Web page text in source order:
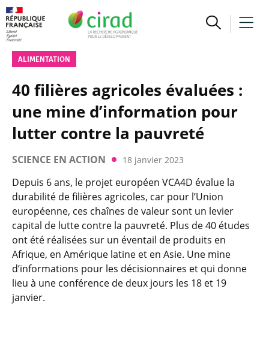
ALIMENTATION
40 filières agricoles évaluées :
une mine d’information pour
lutter contre la pauvreté
SCIENCE EN ACTION 18 janvier 2023
Depuis 6 ans, le projet européen VCA4D évalue la
durabilité de filières agricoles, car pour l’Union
européenne, ces chaînes de valeur sont un levier
capital de lutte contre la pauvreté. Plus de 40 études
ont été réalisées sur un éventail de produits en
Afrique, en Amérique latine et en Asie. Une mine
d’informations pour les décisionnaires et qui donne
lieu à une conférence de deux jours les 18 et 19
janvier.